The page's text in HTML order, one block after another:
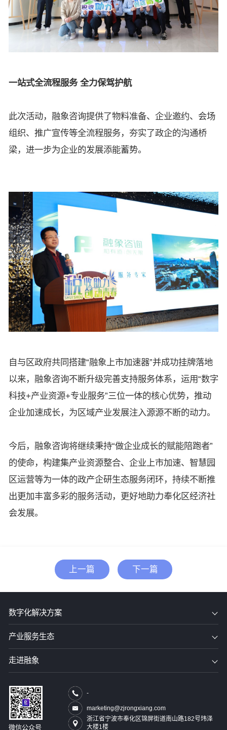
一站式全流程服务 全力保驾护航
此次活动，融象咨询提供了物料准备、企业邀约、会场
组织、推广宣传等全流程服务，夯实了政企的沟通桥
梁，进一步为企业的发展添能蓄势。
自与区政府共同搭建“融象上市加速器”并成功挂牌落地
以来，融象咨询不断升级完善支持服务体系，运用“数字
科技+产业资源+专业服务”三位一体的核心优势，推动
企业加速成长，为区域产业发展注入源源不断的动力。
今后，融象咨询将继续秉持“做企业成长的赋能陪跑者”
的使命，构建集产业资源整合、企业上市加速、智慧园
区运营等为一体的政产企研生态服务闭环，持续不断推
出更加丰富多彩的服务活动，更好地助力奉化区经济社
会发展。
上一篇 下一篇
数字化解决方案
产业服务生态
走进融象
微信公众号
-
marketing@zjrongxiang.com
浙江省宁波市奉化区锦屏街道南山路182号玮泽
大楼1楼